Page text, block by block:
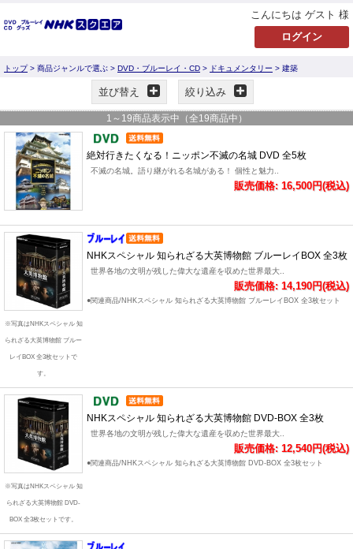
こんにちは ゲスト 様
トップ> 商品ジャンルで選ぶ > DVD・ブルーレイ・CD > ドキュメンタリー > 建築
並び替え 絞り込み
1 ～ 19商品表示中（全19商品中）
絶対行きたくなる！ニッポン不滅の名城 DVD 全5枚
不滅の名城。語り継がれる名城がある！ 個性と魅力..
販売価格: 16,500円(税込)
※写真はNHKスペシャル 知
られざる大英博物館 ブルー
レイBOX 全3枚セットで
す。
NHKスペシャル 知られざる大英博物館 ブルーレイBOX 全3枚
世界各地の文明が残した偉大な遺産を収めた世界最大..
販売価格: 14,190円(税込)
●関連商品/NHKスペシャル 知られざる大英博物館 ブルーレイBOX 全3枚セット
※写真はNHKスペシャル 知
られざる大英博物館 DVD-
BOX 全3枚セットです。
NHKスペシャル 知られざる大英博物館 DVD-BOX 全3枚
世界各地の文明が残した偉大な遺産を収めた世界最大..
販売価格: 12,540円(税込)
●関連商品/NHKスペシャル 知られざる大英博物館 DVD-BOX 全3枚セット